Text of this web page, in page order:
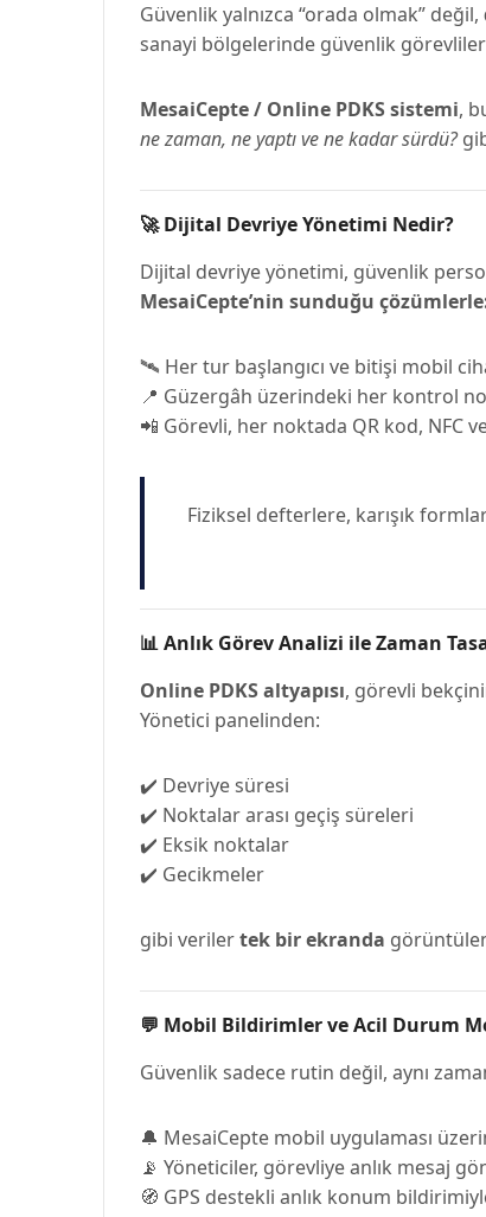
Güvenlik yalnızca “orada olmak” değil,
sanayi bölgelerinde güvenlik
MesaiCepte / Online PDKS sistemi,
ne zaman, ne yaptı ve ne kadar sürdü?
🚀 Dijital Devriye Yönetimi Nedir?
Dijital devriye yönetimi, güvenlik
MesaiCepte’nin sunduğu
🛰️ Her tur başlangıcı ve bitişi mobil
📍 Güzergâh üzerindeki her kontrol
📲 Görevli, her noktada QR kod, NFC
Fiziksel defterlere, karışık
📊 Anlık Görev Analizi ile Zaman
Online PDKS altyapısı, görevli
Yönetici panelinden:
✔️ Devriye süresi
✔️ Noktalar arası geçiş süreleri
✔️ Eksik noktalar
✔️ Gecikmeler
gibi verilertek bir ekranda
💬 Mobil Bildirimler ve Acil Durum
Güvenlik sadece rutin değil, aynı
🔔 MesaiCepte mobil uygulaması
📡 Yöneticiler, görevliye anlık mesaj
🧭 GPS destekli anlık konum